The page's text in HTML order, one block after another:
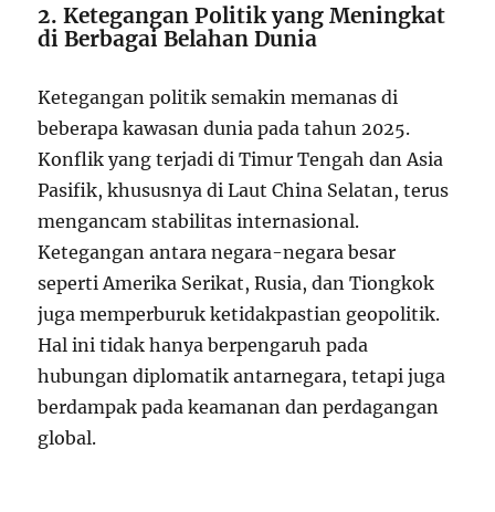
2. Ketegangan Politik yang Meningkat
di Berbagai Belahan Dunia
Ketegangan politik semakin memanas di
beberapa kawasan dunia pada tahun 2025.
Konflik yang terjadi di Timur Tengah dan Asia
Pasifik, khususnya di Laut China Selatan, terus
mengancam stabilitas internasional.
Ketegangan antara negara-negara besar
seperti Amerika Serikat, Rusia, dan Tiongkok
juga memperburuk ketidakpastian geopolitik.
Hal ini tidak hanya berpengaruh pada
hubungan diplomatik antarnegara, tetapi juga
berdampak pada keamanan dan perdagangan
global.